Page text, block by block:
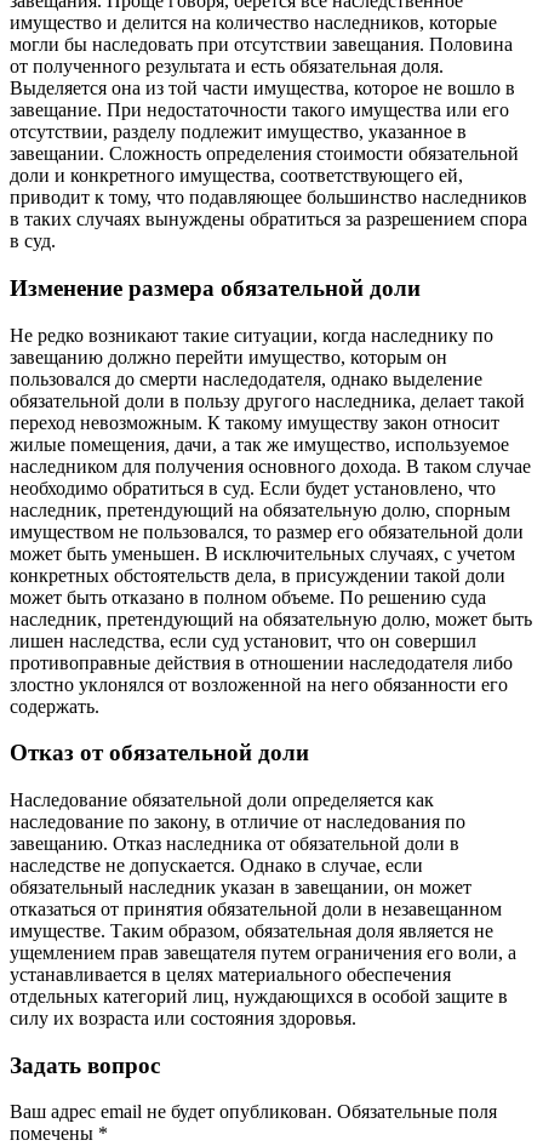
имущество и делится на количество наследников, которые
могли бы наследовать при отсутствии завещания. Половина
от полученного результата и есть обязательная доля.
Выделяется она из той части имущества, которое не вошло в
завещание. При недостаточности такого имущества или его
отсутствии, разделу подлежит имущество, указанное в
завещании. Сложность определения стоимости обязательной
доли и конкретного имущества, соответствующего ей,
приводит к тому, что подавляющее большинство наследников
в таких случаях вынуждены обратиться за разрешением спора
в суд.
Изменение размера обязательной доли
Не редко возникают такие ситуации, когда наследнику по
завещанию должно перейти имущество, которым он
пользовался до смерти наследодателя, однако выделение
обязательной доли в пользу другого наследника, делает такой
переход невозможным. К такому имуществу закон относит
жилые помещения, дачи, а так же имущество, используемое
наследником для получения основного дохода. В таком случае
необходимо обратиться в суд. Если будет установлено, что
наследник, претендующий на обязательную долю, спорным
имуществом не пользовался, то размер его обязательной доли
может быть уменьшен. В исключительных случаях, с учетом
конкретных обстоятельств дела, в присуждении такой доли
может быть отказано в полном объеме. По решению суда
наследник, претендующий на обязательную долю, может быть
лишен наследства, если суд установит, что он совершил
противоправные действия в отношении наследодателя либо
злостно уклонялся от возложенной на него обязанности его
содержать.
Отказ от обязательной доли
Наследование обязательной доли определяется как
наследование по закону, в отличие от наследования по
завещанию. Отказ наследника от обязательной доли в
наследстве не допускается. Однако в случае, если
обязательный наследник указан в завещании, он может
отказаться от принятия обязательной доли в незавещанном
имуществе. Таким образом, обязательная доля является не
ущемлением прав завещателя путем ограничения его воли, а
устанавливается в целях материального обеспечения
отдельных категорий лиц, нуждающихся в особой защите в
силу их возраста или состояния здоровья.
Задать вопрос
Ваш адрес email не будет опубликован. Обязательные поля
помечены *